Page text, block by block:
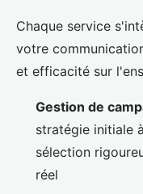
Chaque service
votre
et efficacité sur
Gestion de
stratégie initiale
sélection
réel